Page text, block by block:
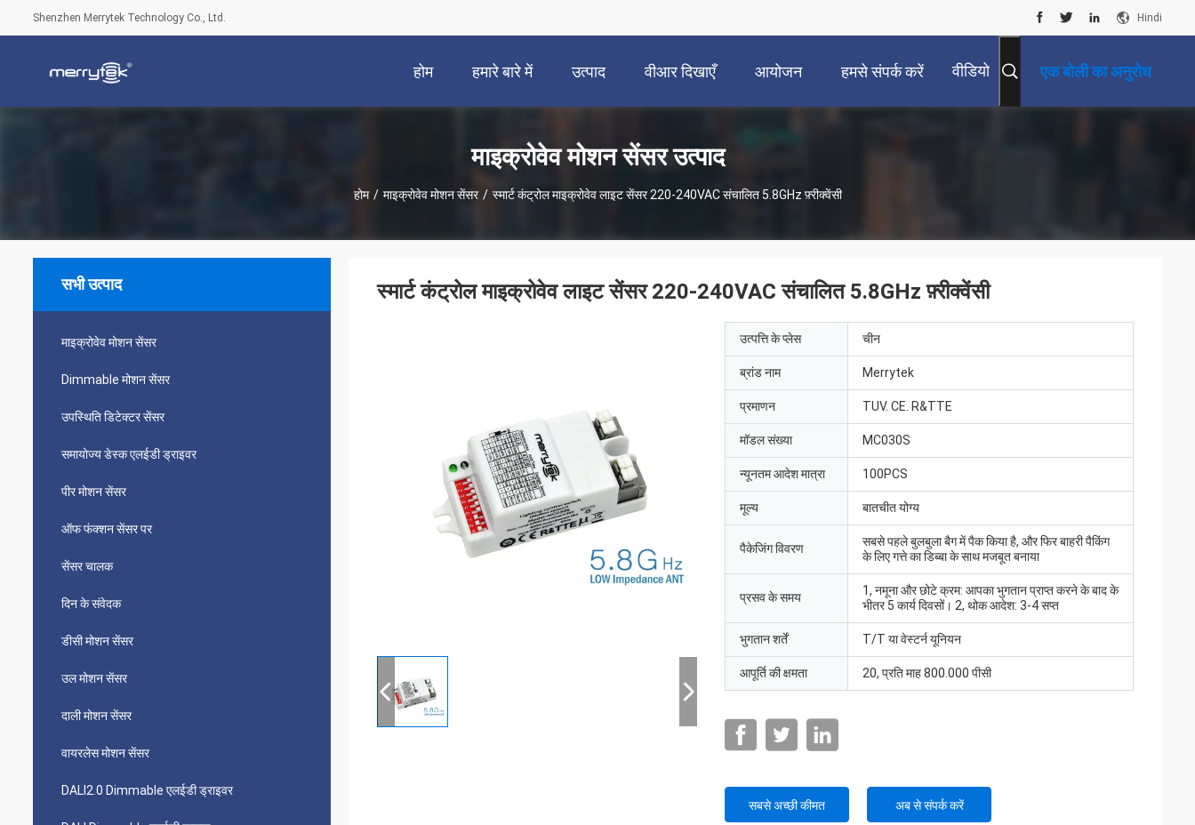
Shenzhen Merrytek Technology Co., Ltd. Hindi
होम हमारे बारे में उत्पाद वीआर दिखाएँ आयोजन हमसे संपर्क करें वीडियो एक बोली का अनुरोध
माइक्रोवेव मोशन सेंसर उत्पाद
होम / माइक्रोवेव मोशन सेंसर / स्मार्ट कंट्रोल माइक्रोवेव लाइट सेंसर 220-240VAC संचालित 5.8GHz फ़्रीक्वेंसी
सभी उत्पाद
माइक्रोवेव मोशन सेंसर
Dimmable मोशन सेंसर
उपस्थिति डिटेक्टर सेंसर
समायोज्य डेस्क एलईडी ड्राइवर
पीर मोशन सेंसर
ऑफ फंक्शन सेंसर पर
सेंसर चालक
दिन के संवेदक
डीसी मोशन सेंसर
उल मोशन सेंसर
दाली मोशन सेंसर
वायरलेस मोशन सेंसर
DALI2.0 Dimmable एलईडी ड्राइवर
स्मार्ट कंट्रोल माइक्रोवेव लाइट सेंसर 220-240VAC संचालित 5.8GHz फ़्रीक्वेंसी
उत्पत्ति के प्लेस चीन
ब्रांड नाम Merrytek
प्रमाणन TUV. CE. R&TTE
मॉडल संख्या MC030S
न्यूनतम आदेश मात्रा 100PCS
मूल्य बातचीत योग्य
पैकेजिंग विवरण
सबसे पहले बुलबुला बैग में पैक किया है, और फिर बाहरी पैकिंग
के लिए गत्ते का डिब्बा के साथ मजबूत बनाया
प्रसव के समय
1, नमूना और छोटे क्रम: आपका भुगतान प्राप्त करने के बाद के
भीतर 5 कार्य दिवसों। 2, थोक आदेश: 3-4 सप्त
भुगतान शर्तें T/T या वेस्टर्न यूनियन
आपूर्ति की क्षमता 20, प्रति माह 800.000 पीसी
सबसे अच्छी कीमत अब से संपर्क करें